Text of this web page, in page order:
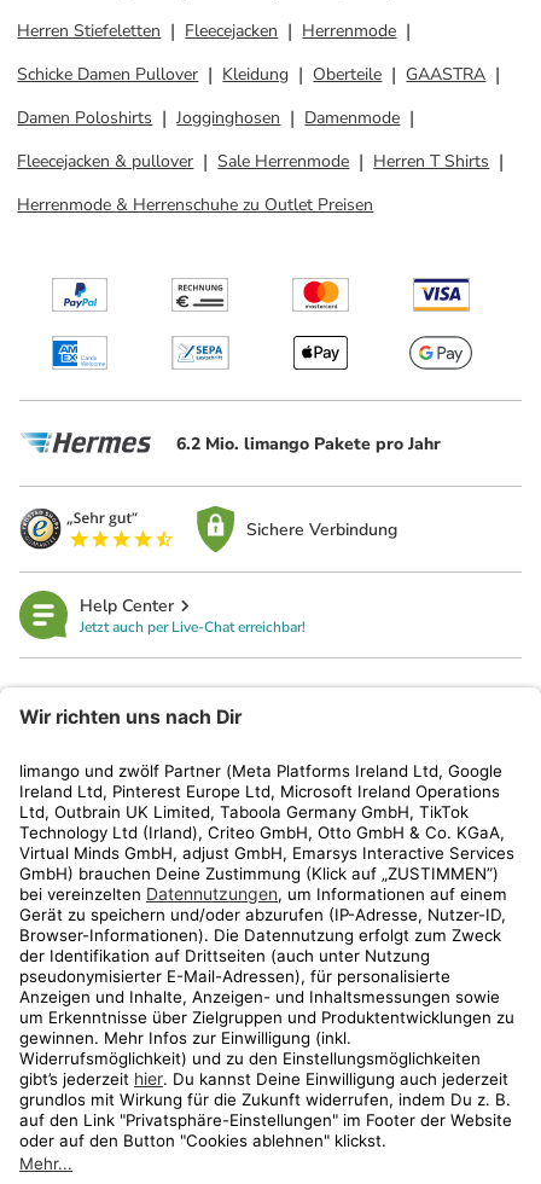
Herren Stiefeletten
Fleecejacken
Herrenmode
Schicke Damen Pullover
Kleidung Oberteile
GAASTRA
Damen Poloshirts
Jogginghosen
Damenmode
Fleecejacken & pullover
Sale Herrenmode
Herren T Shirts
Herrenmode & Herrenschuhe zu Outlet Preisen
6.2 Mio. limango Pakete pro Jahr
Sichere Verbindung
Help Center
Jetzt auch per Live-Chat erreichbar!
Kundenservice
Shop
Aktionen
Travel